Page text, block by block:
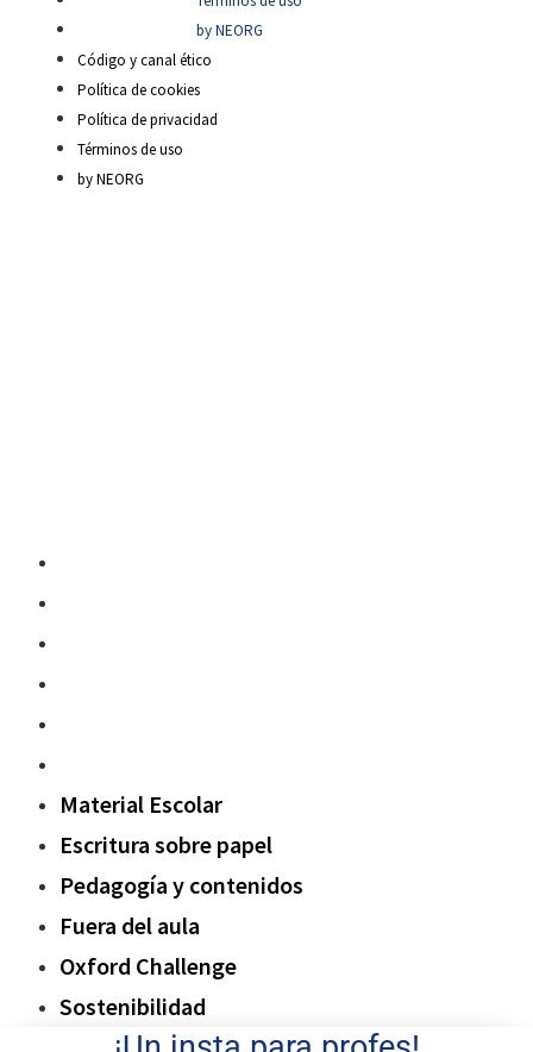
by NEORG
Código y canal ético
Política de cookies
Política de privacidad
Términos de uso
by NEORG
Material Escolar
Escritura sobre papel
Pedagogía y contenidos
Fuera del aula
Oxford Challenge
Sostenibilidad